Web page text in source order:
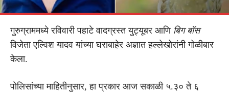
गुरुग्राममध्ये रविवारी पहाटे वादग्रस्त युट्यूबर आणि बिग बॉस
विजेता एल्विश यादव यांच्या घराबाहेर अज्ञात हल्लेखोरांनी गोळीबार
केला.
पोलिसांच्या माहितीनुसार, हा प्रकार आज सकाळी ५.३० ते ६